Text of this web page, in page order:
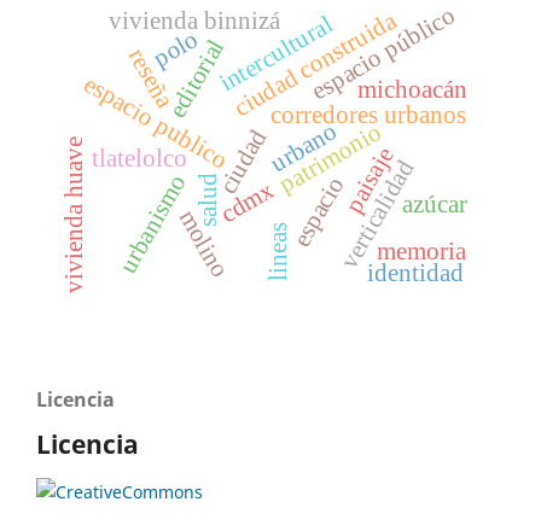
verticalidad
lineas
ciudad
urbanismo cdmx
corredores urbanos
editorial
espacio publico patrimonio
ciudad construida
espacio público
tlatelolco
salud paisaje
reseña
molino
azúcar
michoacán
intercultural
urbano
polo
vivienda binnizá
vivienda huave espacio
identidad
memoria
Licencia
Licencia